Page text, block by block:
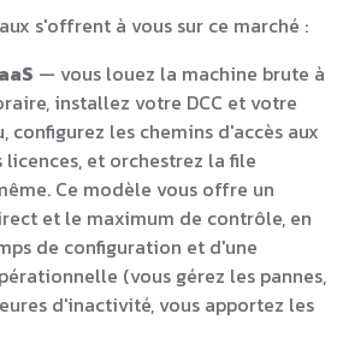
s'offrent à vous sur ce marché :
— vous louez la machine brute à
installez votre DCC et votre
configurez les chemins d'accès aux
licences, et orchestrez la file
Ce modèle vous offre un
et le maximum de contrôle, en
de configuration et d'une
(vous gérez les pannes,
d'inactivité, vous apportez les